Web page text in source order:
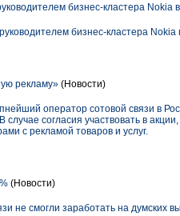
бизнес-кластера Nokia
бизнес-кластера
рекламу» (Новости)
оператор сотовой связи в
согласия участвовать в
с рекламой товаров и услуг.
(Новости)
не смогли заработать на думских